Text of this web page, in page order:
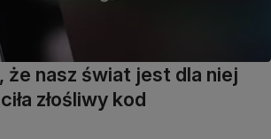
że nasz świat jest dla niej
złośliwy kod